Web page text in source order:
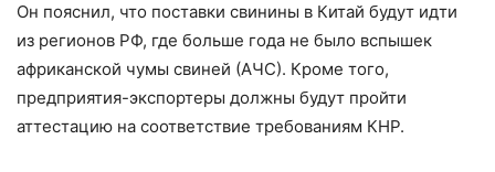
Он пояснил, что поставки свинины в Китай будут идти
из регионов РФ, где больше года не было вспышек
африканской чумы свиней (АЧС). Кроме того,
предприятия-экспортеры должны будут пройти
аттестацию на соответствие требованиям КНР.